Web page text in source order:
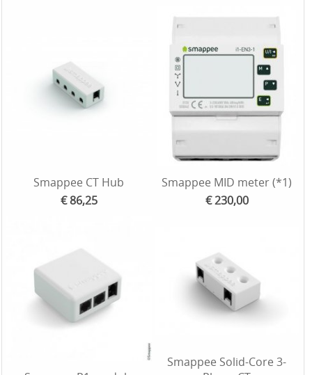
Smappee CT Hub
€ 86,25
Smappee MID meter (*1)
€ 230,00
Smappee Solid-Core 3-